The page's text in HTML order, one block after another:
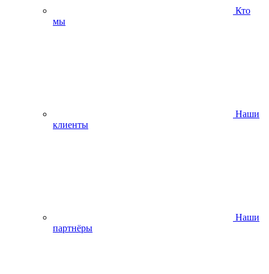
Кто
мы
Наши
клиенты
Наши
партнёры